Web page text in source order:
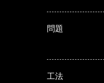
問題
工法